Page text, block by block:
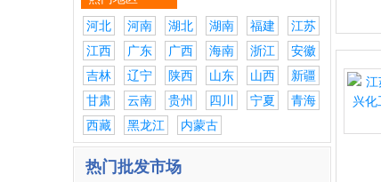
河北
河南 湖北 湖南 福建
江苏
江西
广东 广西 海南 浙江
安徽
吉林
辽宁 陕西 山东 山西
新疆
甘肃
云南 贵州 四川 宁夏
青海
西藏
黑龙江 内蒙古
热门批发市场